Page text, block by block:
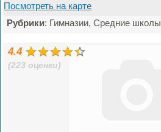
Посмотреть на карте
Рубрики: Гимназии, Средние школы
4.4
(223 оценки)